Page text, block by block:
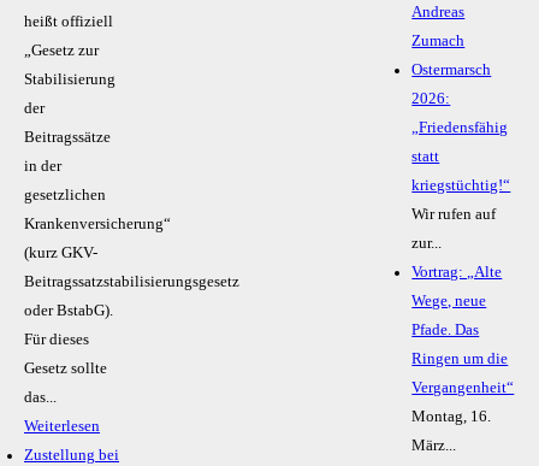
heißt offiziell
„Gesetz zur
Stabilisierung
der
Beitragssätze
in der
gesetzlichen
Krankenversicherung“
(kurz GKV-
Beitragssatzstabilisierungsgesetz
oder BstabG).
Für dieses
Gesetz sollte
das...
Weiterlesen
Zustellung bei
Andreas
Zumach
Ostermarsch
2026:
„Friedensfähig
statt
kriegstüchtig!“
Wir rufen auf
zur...
Vortrag: „Alte
Wege, neue
Pfade. Das
Ringen um die
Vergangenheit“
Montag, 16.
März...